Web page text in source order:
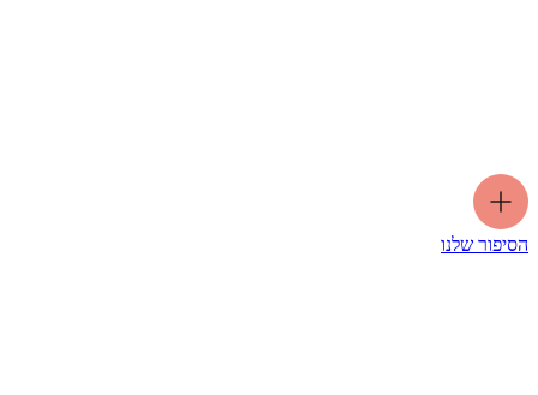
הסיפור שלנו